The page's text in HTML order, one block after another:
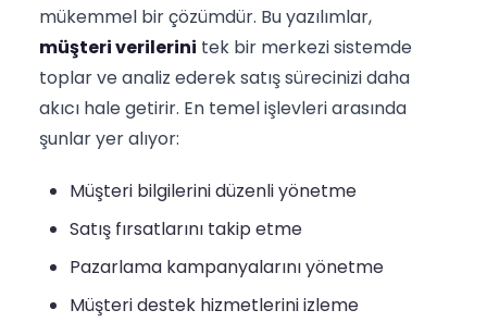
mükemmel bir çözümdür. Bu yazılımlar,
müşteri verilerini tek bir merkezi sistemde
toplar ve analiz ederek satış sürecinizi daha
akıcı hale getirir. En temel işlevleri arasında
şunlar yer alıyor:
Müşteri bilgilerini düzenli yönetme
Satış fırsatlarını takip etme
Pazarlama kampanyalarını yönetme
Müşteri destek hizmetlerini izleme